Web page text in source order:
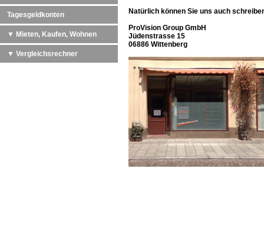
Tagesgeldkonten
▼ Mieten, Kaufen, Wohnen
▼ Vergleichsrechner
Natürlich können Sie uns auch
ProVision Group GmbH
Jüdenstrasse 15
06886 Wittenberg